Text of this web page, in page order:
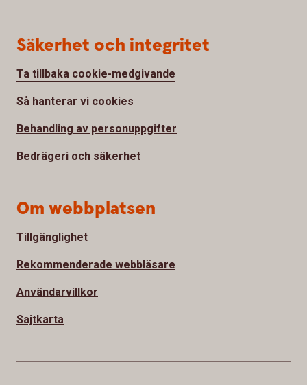
Säkerhet och integritet
Ta tillbaka cookie-medgivande
Så hanterar vi cookies
Behandling av personuppgifter
Bedrägeri och säkerhet
Om webbplatsen
Tillgänglighet
Rekommenderade webbläsare
Användarvillkor
Sajtkarta